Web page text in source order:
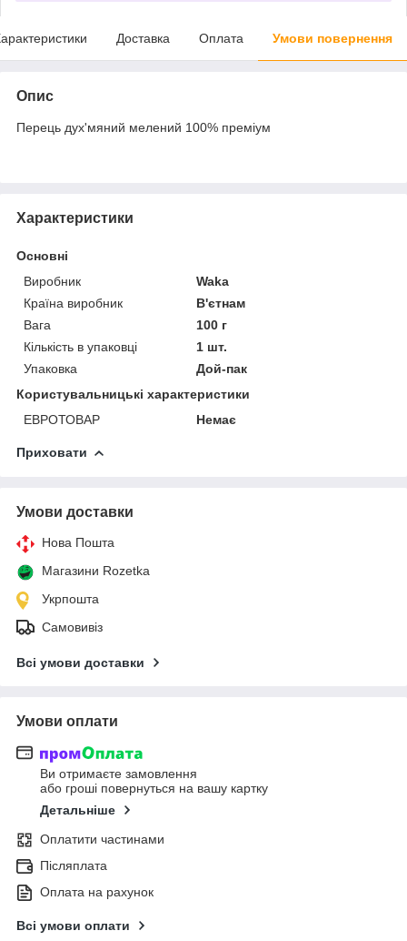
Доставка Оплата Умови повернення
Опис
Перець дух'мяний мелений 100% преміум
Характеристики
Основні
Виробник
Waka
Країна виробник
В'єтнам
Вага
100 г
Кількість в упаковці
1 шт.
Упаковка
Дой-пак
Користувальницькі характеристики
ЕВРОТОВАР
Немає
Приховати
Умови доставки
Нова Пошта
Магазини Rozetka
Укрпошта
Самовивіз
Всі умови доставки
Умови оплати
Ви отримаєте замовлення
або гроші повернуться на вашу картку
Детальніше
Оплатити частинами
Післяплата
Оплата на рахунок
Всі умови оплати